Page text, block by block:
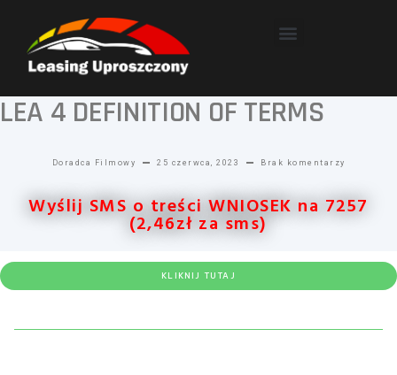
LEA 4 DEFINITION OF TERMS
Doradca Filmowy 25 czerwca, 2023 Brak komentarzy
Wyślij SMS o treści WNIOSEK na 7257
(2,46zł za sms)
KLIKNIJ TUTAJ